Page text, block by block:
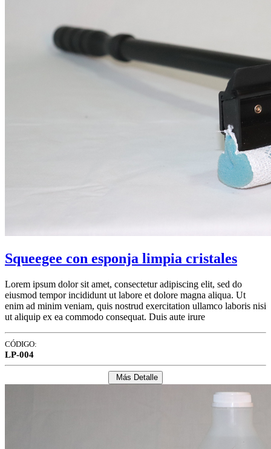
Squeegee con esponja limpia cristales
Lorem ipsum dolor sit amet, consectetur adipiscing elit, sed do
eiusmod tempor incididunt ut labore et dolore magna aliqua. Ut
enim ad minim veniam, quis nostrud exercitation ullamco laboris nisi
ut aliquip ex ea commodo consequat. Duis aute irure
CÓDIGO:
LP-004
Más Detalle